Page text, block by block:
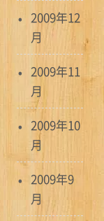
2009年12
月
2009年11
月
2009年10
月
2009年9
月